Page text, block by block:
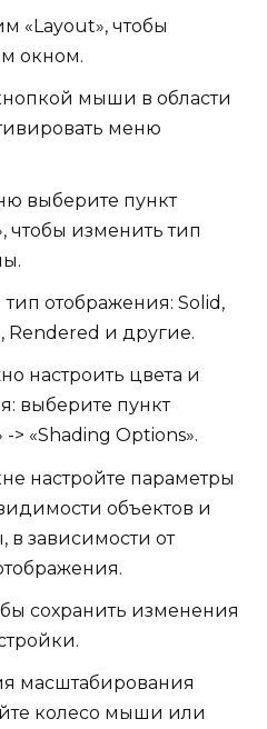
«Layout», чтобы
окном.
мыши в области
меню
выберите пункт
чтобы изменить тип
отображения: Solid,
Rendered и другие.
настроить цвета и
выберите пункт
> «Shading Options».
настройте параметры
объектов и
в зависимости от
сохранить изменения
масштабирования
колесо мыши или